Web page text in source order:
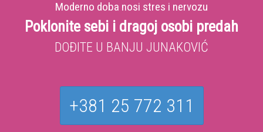
Moderno doba nosi stres i nervozu
Poklonite sebi i dragoj osobi predah
DOĐITE U BANJU JUNAKOVIĆ
+381 25 772 311